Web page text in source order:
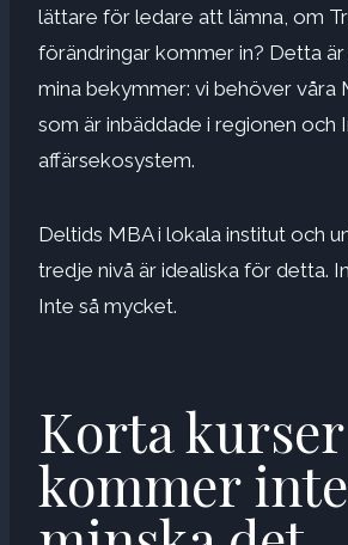
lättare för ledare att lämna, om
förändringar kommer in? Detta
mina bekymmer: vi behöver våra
som är inbäddade i regionen och
affärsekosystem.
Deltids MBA i lokala institut och
tredje nivå är idealiska för detta.
Inte så mycket.
Korta kurser
kommer